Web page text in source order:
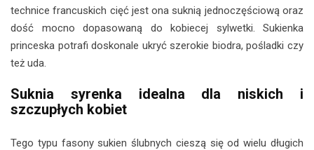
technice francuskich cięć jest ona suknią jednoczęściową oraz
dość mocno dopasowaną do kobiecej sylwetki. Sukienka
princeska potrafi doskonale ukryć szerokie biodra, pośladki czy
też uda.
Suknia syrenka idealna dla niskich i
szczupłych kobiet
Tego typu fasony sukien ślubnych cieszą się od wielu długich